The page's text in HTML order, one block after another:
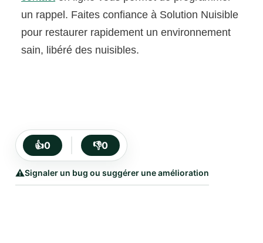
un rappel. Faites confiance à Solution Nuisible
pour restaurer rapidement un environnement
sain, libéré des nuisibles.
👍0 👎0
⚠️Signaler un bug ou suggérer une amélioration